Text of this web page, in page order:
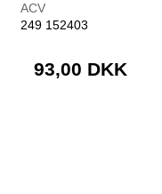
ACV
249 152403
93,00 DKK